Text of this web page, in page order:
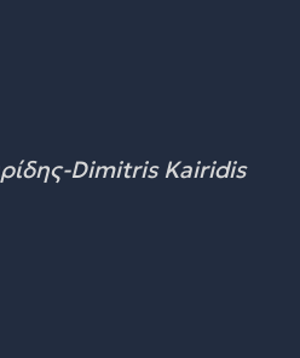
Dimitris Kairidis